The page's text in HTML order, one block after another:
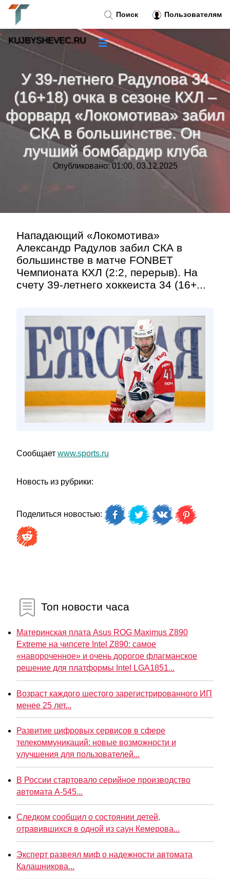
У 39-летнего Радулова 34
(16+18) очка в сезоне КХЛ –
форвард «Локомотива» забил
СКА в большинстве. Он
лучший бомбардир клуба
Опубликовано: 01:00, 03.12.2025
Нападающий «Локомотива»
Александр Радулов забил СКА в
большинстве в матче FONBET
Чемпионата КХЛ (2:2, перерыв). На
счету 39-летнего хоккеиста 34 (16+...
Сообщает www.sports.ru
Новость из рубрики:
Поделиться новостью:
Топ новости часа
Материнская плата Asus ROG Maximus Z890
Extreme на чипсете Intel Z890: самое
«навороченное» и очень дорогое флагманское
решение для платформы Intel LGA1851...
Возраст каждого шестого зарегистрированного ИП
менее 25 лет...
Развитие цифровых сервисов в сфере
телекоммуникаций: новые возможности и
улучшения для пользователей...
В России стартовало серийное производство
автомата А-545...
Следком сообщил о состоянии детей,
отравившихся в одной из саун Кемерова...
Эксперт развеял миф о надежности автомата
Калашникова...
Поиск Пользователям
KUJBYSHEVEC.RU ☰
Новости
Тренды новостей »
Рубрики»